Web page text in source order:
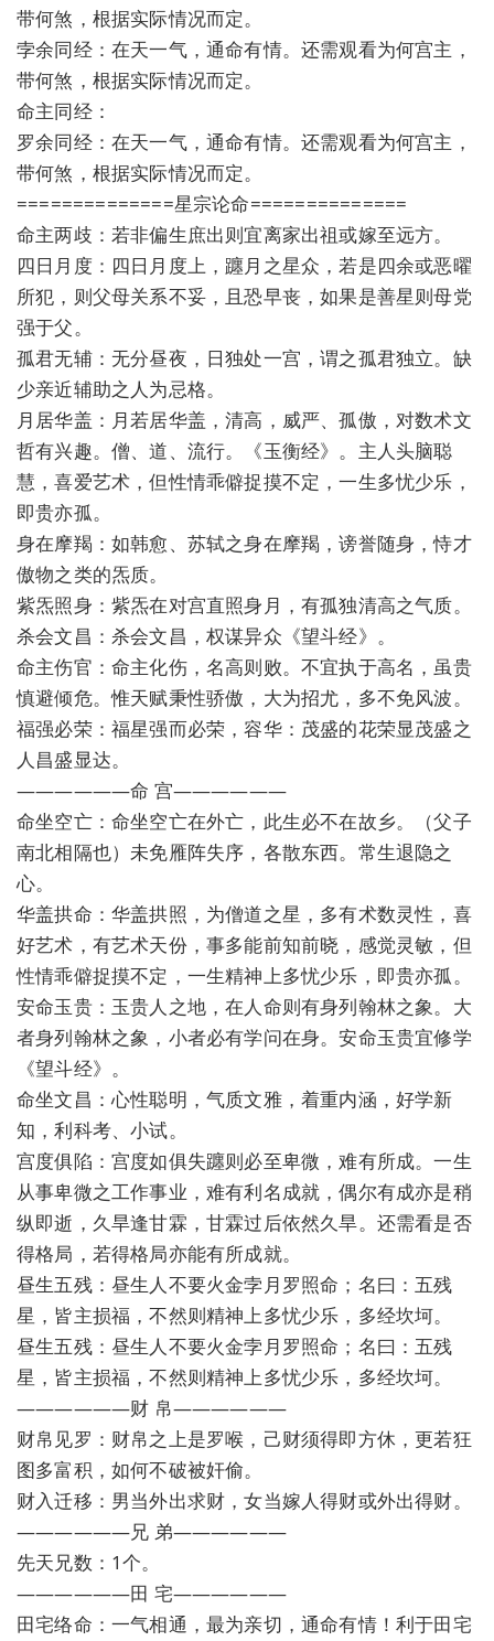
带何煞，根据实际情况而定。
孛余同经：在天一气，通命有情。还需观看为何宫主，
带何煞，根据实际情况而定。
命主同经：
罗余同经：在天一气，通命有情。还需观看为何宫主，
带何煞，根据实际情况而定。
==============星宗论命==============
命主两歧：若非偏生庶出则宜离家出祖或嫁至远方。
四日月度：四日月度上，躔月之星众，若是四余或恶曜
所犯，则父母关系不妥，且恐早丧，如果是善星则母党
强于父。
孤君无辅：无分昼夜，日独处一宫，谓之孤君独立。缺
少亲近辅助之人为忌格。
月居华盖：月若居华盖，清高，威严、孤傲，对数术文
哲有兴趣。僧、道、流行。《玉衡经》。主人头脑聪
慧，喜爱艺术，但性情乖僻捉摸不定，一生多忧少乐，
即贵亦孤。
身在摩羯：如韩愈、苏轼之身在摩羯，谤誉随身，恃才
傲物之类的炁质。
紫炁照身：紫炁在对宫直照身月，有孤独清高之气质。
杀会文昌：杀会文昌，权谋异众《望斗经》。
命主伤官：命主化伤，名高则败。不宜执于高名，虽贵
慎避倾危。惟天赋秉性骄傲，大为招尤，多不免风波。
福强必荣：福星强而必荣，容华：茂盛的花荣显茂盛之
人昌盛显达。
——————命 宫——————
命坐空亡：命坐空亡在外亡，此生必不在故乡。（父子
南北相隔也）未免雁阵失序，各散东西。常生退隐之
心。
华盖拱命：华盖拱照，为僧道之星，多有术数灵性，喜
好艺术，有艺术天份，事多能前知前晓，感觉灵敏，但
性情乖僻捉摸不定，一生精神上多忧少乐，即贵亦孤。
安命玉贵：玉贵人之地，在人命则有身列翰林之象。大
者身列翰林之象，小者必有学问在身。安命玉贵宜修学
《望斗经》。
命坐文昌：心性聪明，气质文雅，着重内涵，好学新
知，利科考、小试。
宫度俱陷：宫度如俱失躔则必至卑微，难有所成。一生
从事卑微之工作事业，难有利名成就，偶尔有成亦是稍
纵即逝，久旱逢甘霖，甘霖过后依然久旱。还需看是否
得格局，若得格局亦能有所成就。
昼生五残：昼生人不要火金孛月罗照命；名曰：五残
星，皆主损福，不然则精神上多忧少乐，多经坎坷。
昼生五残：昼生人不要火金孛月罗照命；名曰：五残
星，皆主损福，不然则精神上多忧少乐，多经坎坷。
——————财 帛——————
财帛见罗：财帛之上是罗喉，己财须得即方休，更若狂
图多富积，如何不破被奸偷。
财入迁移：男当外出求财，女当嫁人得财或外出得财。
——————兄 弟——————
先天兄数：1个。
——————田 宅——————
田宅络命：一气相通，最为亲切，通命有情！利于田宅